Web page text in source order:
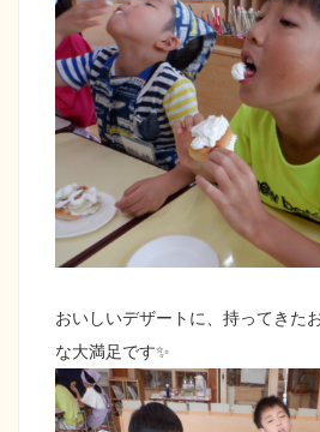
おいしいデザートに、持ってきた
な大満足です✨